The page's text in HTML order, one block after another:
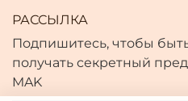
РАССЫЛКА
Подпишитесь, чтобы
получать секретный
MAK